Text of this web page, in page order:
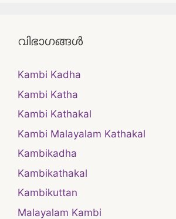
വിഭാഗങ്ങൾ
Kambi Kadha
Kambi Katha
Kambi Kathakal
Kambi Malayalam Kathakal
Kambikadha
Kambikathakal
Kambikuttan
Malayalam Kambi